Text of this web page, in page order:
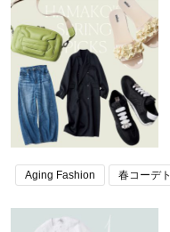
Aging Fashion 春コーデ